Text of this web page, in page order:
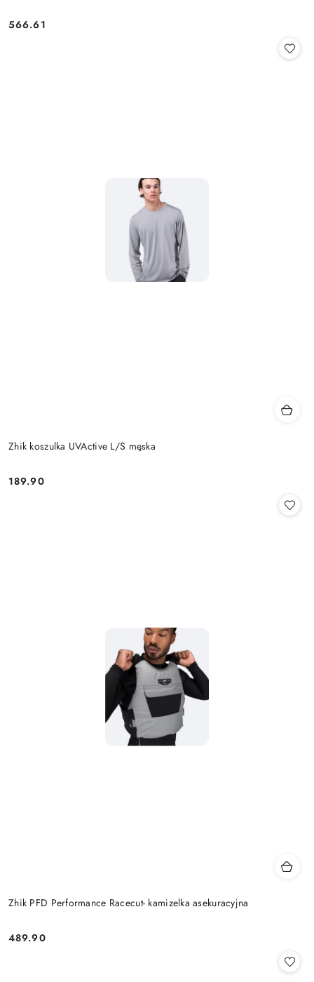
Cena:
566.61
Zhik koszulka UVActive L/S męska
Cena:
189.90
Zhik PFD Performance Racecut- kamizelka asekuracyjna
Cena:
489.90